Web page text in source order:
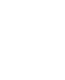
papiersoort en op
kunt u uw
zal zien. Om uit
maat gemaakt